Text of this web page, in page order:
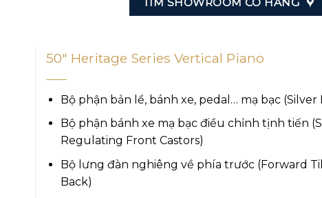
50″ Heritage Series Vertical Piano
Bộ phận bản lề, bánh xe, pedal… mạ bạc (Silver
Bộ phận bánh xe mạ bạc điều chỉnh tịnh tiến
Regulating Front Castors)
Bộ lưng đàn nghiêng về phía trước (Forward
Back)